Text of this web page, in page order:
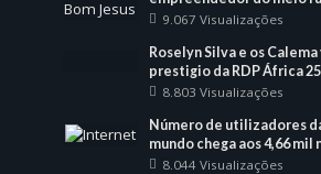
9.067 Visualizações
Roselyn Silva e os
prestigio da RDP África
8.803 Visualizações
Número de utilizadores
mundo chega aos 4,66 mil
8.044 Visualizações